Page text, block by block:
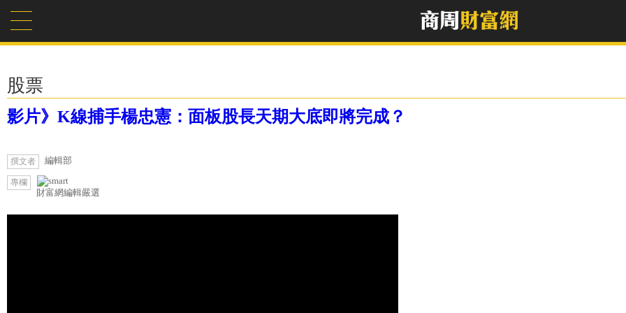
股票
影片》K線捕手楊忠憲：面板股長天期大底即將完成？
撰文者 編輯部
專欄
財富網編輯嚴選